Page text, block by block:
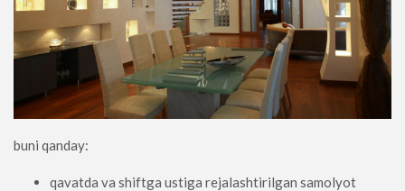
buni qanday:
qavatda va shiftga ustiga rejalashtirilgan samolyot